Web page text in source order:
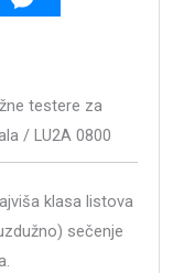
testere za
/ LU2A 0800
klasa listova
sečenje